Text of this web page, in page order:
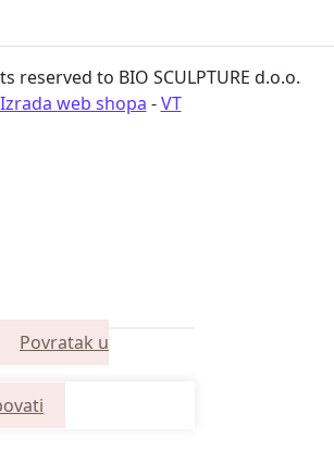
reserved to BIO SCULPTURE d.o.o.
Izrada web shopa -VT
Povratak u